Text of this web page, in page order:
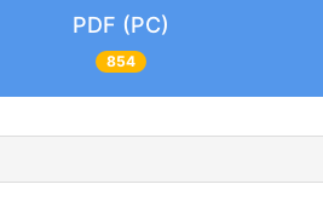
PDF (PC)
854